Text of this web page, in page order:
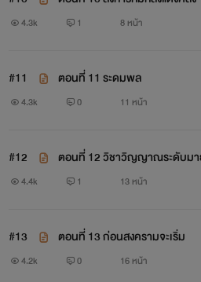
ระดับสวรรค์ ระดับตำนาน ระ
ลูกแก้ววิญญาณมี 7 ระดับ
ระดับต่ำ ระดับกลาง ระดับสูง
ระดับปฐพี
ระดับสวรรค์ ระดับตำนาน ระดั
4.3k 1 8 หน้า
#11 ตอนที่ 11 ระดมพล
4.3k 0 11 หน้า
#12 ตอนที่ 12 วิชาวิญญาณระดับมา
4.4k 1 13 หน้า
#13 ตอนที่ 13 ก่อนสงครามจะเริ่ม
4.2k 0 16 หน้า